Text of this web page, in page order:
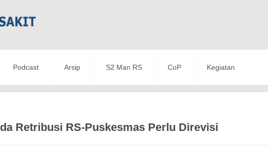
Podcast Arsip S2 Man RS CoP Kegiatan
Retribusi RS-Puskesmas Perlu Direvisi